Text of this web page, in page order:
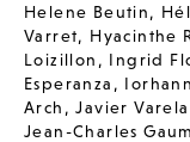
Helene Beutin,
Varret, Hyacinthe
Loizillon , Ingrid
Esperanza ,
Arch ,Javier Varela
Jean-Charles